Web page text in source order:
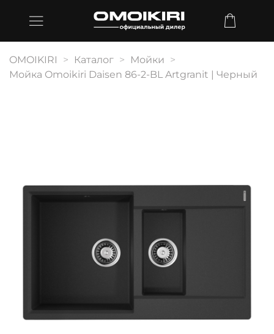
OMOIKIRI Каталог
Мойки
Мойка Omoikiri Daisen 86-2-BL Artgranit | Черный